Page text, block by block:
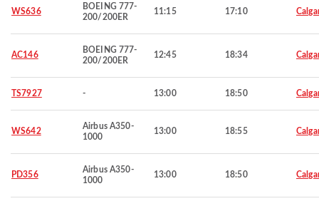
WS636
BOEING 777-
200/200ER
11:15 17:10
AC146
BOEING 777-
200/200ER
12:45 18:34
TS7927 - 13:00 18:50
WS642
Airbus A350-
1000
13:00 18:55
PD356
Airbus A350-
1000
13:00 18:50